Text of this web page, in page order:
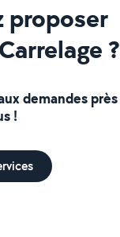
proposer
?
demandes près
!